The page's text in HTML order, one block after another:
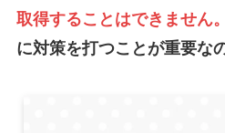
取得することはできません。
に対策を打つことが重要な